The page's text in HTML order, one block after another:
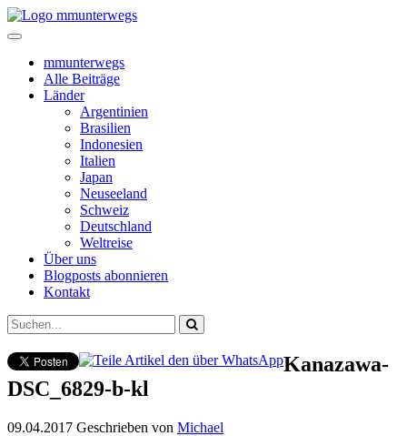
mmunterwegs
Alle Beiträge
Länder
Argentinien
Brasilien
Indonesien
Italien
Japan
Neuseeland
Schweiz
Deutschland
Weltreise
Über uns
Blogposts abonnieren
Kontakt
Kanazawa-
DSC_6829-b-kl
09.04.2017 Geschrieben von Michael